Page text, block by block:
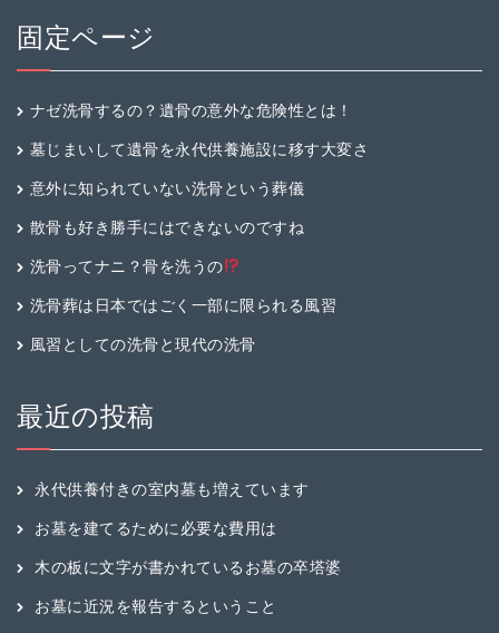
固定ページ
ナゼ洗骨するの？遺骨の意外な危険性とは！
墓じまいして遺骨を永代供養施設に移す大変さ
意外に知られていない洗骨という葬儀
散骨も好き勝手にはできないのですね
洗骨ってナニ？骨を洗うの
洗骨葬は日本ではごく一部に限られる風習
風習としての洗骨と現代の洗骨
最近の投稿
永代供養付きの室内墓も増えています
お墓を建てるために必要な費用は
木の板に文字が書かれているお墓の卒塔婆
お墓に近況を報告するということ